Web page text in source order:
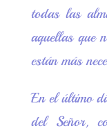
todas las
aquellas que
están más
En el último
del Señor,